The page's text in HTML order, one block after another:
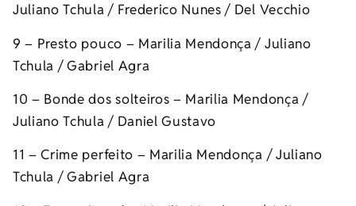
Juliano Tchula / Frederico Nunes / Del Vecchio
9 – Presto pouco – Marilia Mendonça / Juliano
Tchula / Gabriel Agra
10 – Bonde dos solteiros – Marilia Mendonça /
Juliano Tchula / Daniel Gustavo
11 – Crime perfeito – Marilia Mendonça / Juliano
Tchula / Gabriel Agra